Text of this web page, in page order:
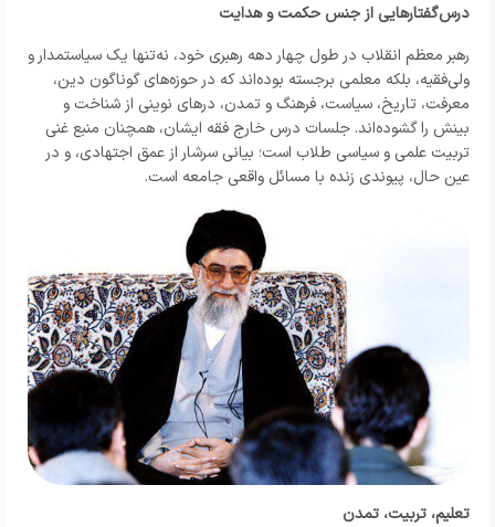
درس‌گفتارهایی از جنس حکمت و هدایت
رهبر معظم انقلاب در طول چهار دهه رهبری خود، نه‌تنها یک سیاستمدار و
ولی‌فقیه، بلکه معلمی برجسته بوده‌اند که در حوزه‌های گوناگون دین،
معرفت، تاریخ، سیاست، فرهنگ و تمدن، درهای نوینی از شناخت و
بینش را گشوده‌اند. جلسات درس خارج فقه ایشان، همچنان منبع غنی
تربیت علمی و سیاسی طلاب است؛ بیانی سرشار از عمق اجتهادی، و در
عین حال، پیوندی زنده با مسائل واقعی جامعه است.
تعلیم، تربیت، تمدن